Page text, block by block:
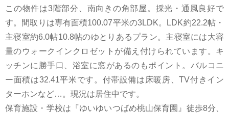
この物件は3階部分、南向きの角部屋。採光・通風良好で
す。間取りは専有面積100.07平米の3LDK。LDK約22.2帖・
主寝室約6.0帖10.8帖のゆとりあるプラン。主寝室には大容
量のウォークインクロゼットが備え付けられています。キ
ッチンに勝手口、浴室に窓があるのもポイント。バルコニ
ー面積は32.41平米です。付帯設備は床暖房、TV付きイン
ターホンなど…。現況は居住中です。
保育施設・学校は『ゆいゆいつばめ桃山保育園』徒歩8分、